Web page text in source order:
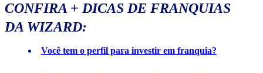
CONFIRA + DICAS DE FRANQUIAS
DA WIZARD:
Você tem o perfil para investir em franquia?